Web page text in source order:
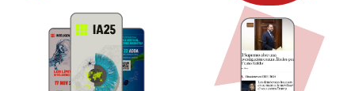
Quiénes somos
Especificaciones